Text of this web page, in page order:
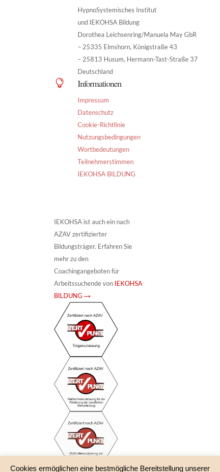
HypnoSystemisches Institut
und IEKOHSA Bildung
Dorothea Leichsenring/Manuela May GbR
– 25335 Elmshorn, Königstraße 43
– 25813 Husum, Hermann-Tast-Straße 37
Deutschland
 Informationen
Impressum
Datenschutz
Cookie-Richtlinie
Nutzungsbedingungen
Wortbedeutungen
Teilnehmerstimmen
IEKOHSA BILDUNG
IEKOHSA ist auch ein nach
AZAV zertifizierter
Bildungsträger. Erfahren Sie
mehr zu den
Coachingangeboten für
Arbeitssuchende von IEKOHSA
BILDUNG →
Cookies ermöglichen eine bestmögliche Bereitstellung unserer